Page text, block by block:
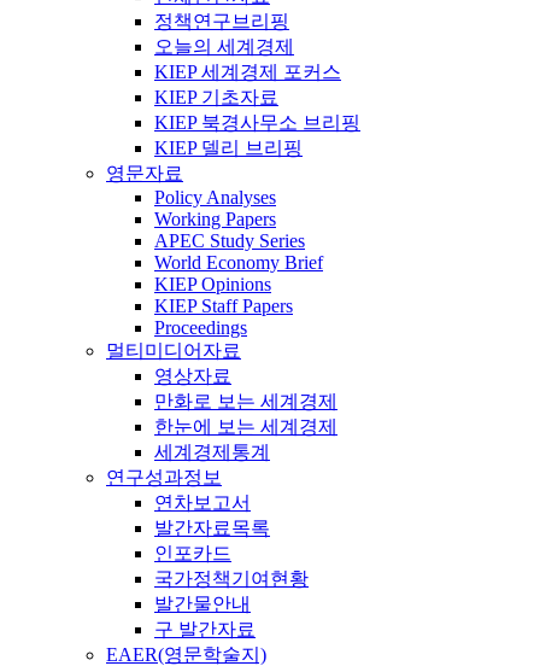
정책연구브리핑
오늘의 세계경제
KIEP 세계경제 포커스
KIEP 기초자료
KIEP 북경사무소 브리핑
KIEP 델리 브리핑
영문자료
Policy Analyses
Working Papers
APEC Study Series
World Economy Brief
KIEP Opinions
KIEP Staff Papers
Proceedings
멀티미디어자료
영상자료
만화로 보는 세계경제
한눈에 보는 세계경제
세계경제통계
연구성과정보
연차보고서
발간자료목록
인포카드
국가정책기여현황
발간물안내
구 발간자료
EAER(영문학술지)